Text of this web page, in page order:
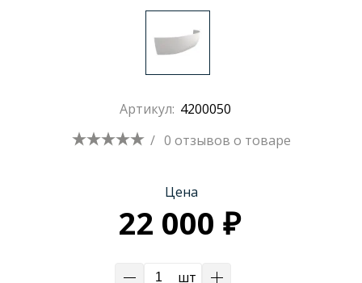
Душевые поддоны
Душевые уголки и ограждения
Артикул: 4200050
/ 0 отзывов о товаре
Цена
22 000 ₽
шт